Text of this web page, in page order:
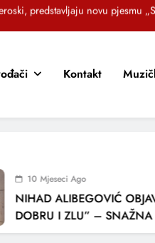
POZVALI MALIŠANE NA
debitantski singl „Ljetno
Kontakt
10 Mjeseci Ago
NIHAD ALIBEGOVIĆ
DOBRU I ZLU” – SNAŽNA
LJUBAVI I VREMENU KOJE